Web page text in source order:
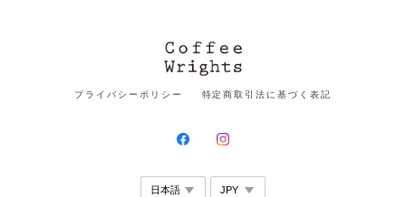
プライバシーポリシー 特定商取引法に基づく表記